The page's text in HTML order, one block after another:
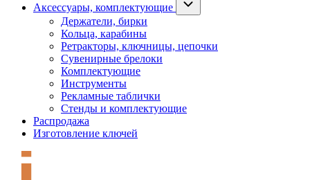
Аксессуары, комплектующие
Держатели, бирки
Кольца, карабины
Ретракторы, ключницы, цепочки
Сувенирные брелоки
Комплектующие
Инструменты
Рекламные таблички
Стенды и комплектующие
Распродажа
Изготовление ключей